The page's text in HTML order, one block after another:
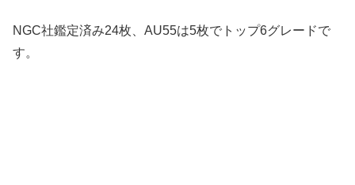
NGC社鑑定済み24枚、AU55は5枚でトップ6グレードで
す。